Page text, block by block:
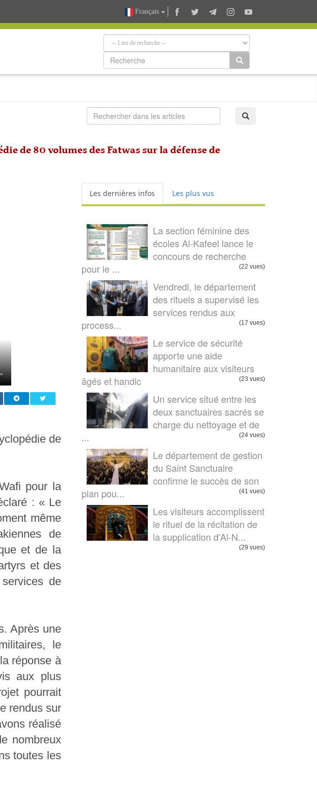
Français
de 80 volumes des Fatwas sur la défense de
de
pour la
: « Le
même
de
et de la
et des
de
Après une
le
réponse à
aux plus
pourrait
rendus sur
réalisé
nombreux
toutes les
Les dernières infos Les plus vus
La section féminine des
écoles Al-Kafeel lance le
concours de recherche
pour le ...
(22 vues)
Vendredi, le département
des rituels a supervisé les
services rendus aux
process...
(17 vues)
Le service de sécurité
apporte une aide
humanitaire aux visiteurs
âgés et handic
(23 vues)
Un service situé entre les
deux sanctuaires sacrés se
charge du nettoyage et de
...
(24 vues)
Le département de gestion
du Saint Sanctuaire
confirme le succès de son
plan pou...
(41 vues)
Les visiteurs accomplissent
le rituel de la récitation de
la supplication d'Al-N...
(29 vues)